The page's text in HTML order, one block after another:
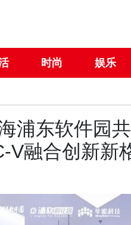
时尚 娱乐
浦东软件园
V融合创新新